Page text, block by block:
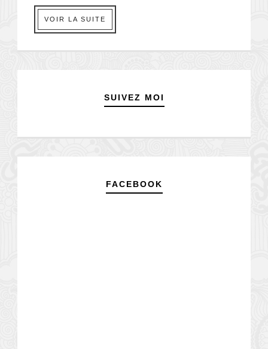
VOIR LA SUITE
SUIVEZ MOI
FACEBOOK